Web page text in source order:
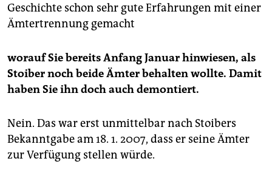
Geschichte schon sehr gute Erfahrungen mit einer
Ämtertrennung gemacht
worauf Sie bereits Anfang Januar hinwiesen, als
Stoiber noch beide Ämter behalten wollte. Damit
haben Sie ihn doch auch demontiert.
Nein. Das war erst unmittelbar nach Stoibers
Bekanntgabe am 18. 1. 2007, dass er seine Ämter
zur Verfügung stellen würde.